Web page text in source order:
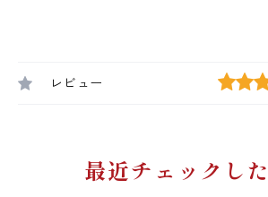
レビュー
最近チェックし